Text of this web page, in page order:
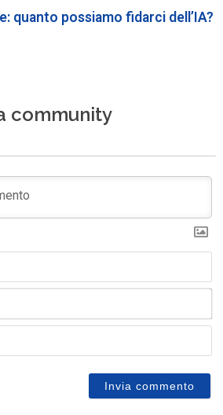
quanto possiamo fidarci dell’IA?
community